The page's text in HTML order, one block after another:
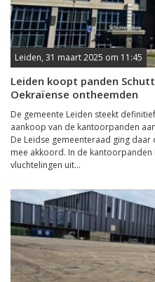
Leiden, 31 maart 2025 om 11:45
Leiden koopt panden
Oekraïense ontheemden
De gemeente Leiden steekt
aankoop van de kantoorpanden
De Leidse gemeenteraad ging
mee akkoord. In de
vluchtelingen uit...